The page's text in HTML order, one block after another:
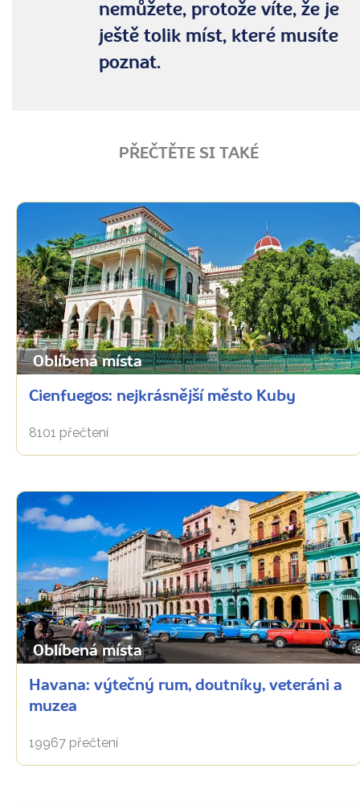
nemůžete, protože víte, že je
ještě tolik míst, které musíte
poznat.
PŘEČTĚTE SI TAKÉ
Oblíbená místa
Cienfuegos: nejkrásnější město Kuby
8101 přečtení
Oblíbená místa
Havana: výtečný rum, doutníky, veteráni a
muzea
19967 přečtení